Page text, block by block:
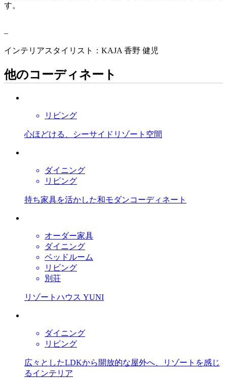
す。
–
インテリアスタイリスト：KAJA 香野 健児
他のコーディネート
リビング
心ほどける、シーサイドリゾート空間
ダイニング
リビング
持ち家具を活かした和モダンコーディネート
オーダー家具
ダイニング
ベッドルーム
リビング
別荘
リゾートハウス YUNI
ダイニング
リビング
広々としたLDKから開放的な屋外へ、リゾートを感じ
るインテリア